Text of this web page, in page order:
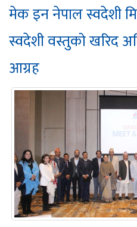
मेक इन नेपाल स्वदेशी
स्वदेशी वस्तुको खरिद
आग्रह